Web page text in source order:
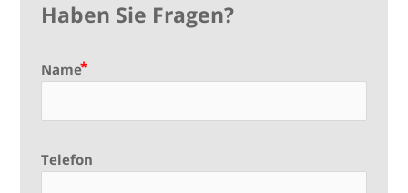
Haben Sie Fragen?
Name
Telefon